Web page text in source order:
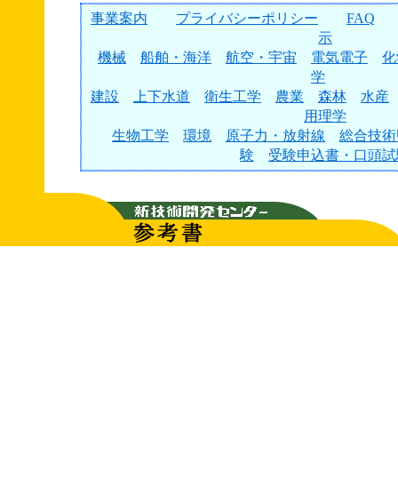
事業案内 プライバシーポリシー
FAQ
示
機械
船舶・海洋 航空・宇宙 電気電子
学
建設
上下水道 衛生工学 農業 森林
水産
用理学
生物工学
環境 原子力・放射線
総合技
験
受験申込書・口頭